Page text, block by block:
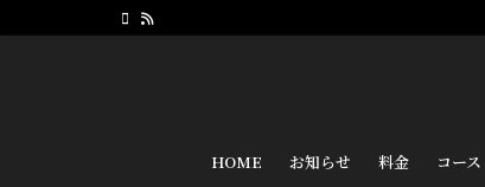
HOME お知らせ 料金 コース